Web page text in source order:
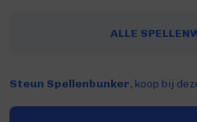
ALLE
Steun Spellenbunker, koop bij